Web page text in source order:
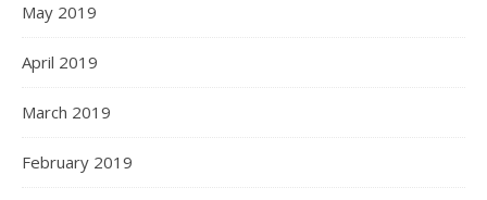
May 2019
April 2019
March 2019
February 2019